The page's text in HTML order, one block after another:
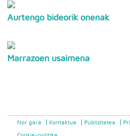
Aurtengo bideorik onenak
Marrazoen usaimena
Nor gara Kontaktua Publizitatea